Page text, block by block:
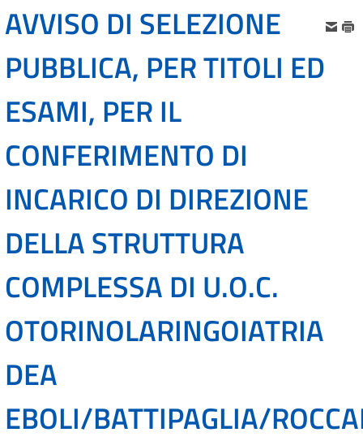
AVVISO DI SELEZIONE
PUBBLICA, PER TITOLI ED
ESAMI, PER IL
CONFERIMENTO DI
INCARICO DI DIREZIONE
DELLA STRUTTURA
COMPLESSA DI U.O.C.
OTORINOLARINGOIATRIA
DEA
EBOLI/BATTIPAGLIA/